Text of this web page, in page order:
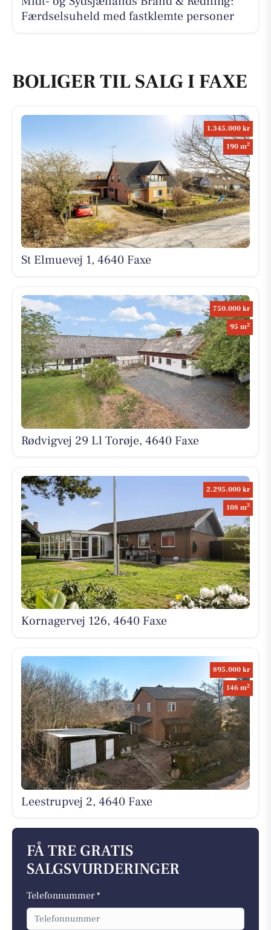
Færdselsuheld med fastklemte personer
BOLIGER TIL SALG I FAXE
1.345.000 kr
190 m2
St Elmuevej 1, 4640 Faxe
750.000 kr
95 m2
Rødvigvej 29 Ll Torøje, 4640 Faxe
2.295.000 kr
108 m2
Kornagervej 126, 4640 Faxe
895.000 kr
146 m2
Leestrupvej 2, 4640 Faxe
FÅ TRE GRATIS
SALGSVURDERINGER
Telefonnummer *